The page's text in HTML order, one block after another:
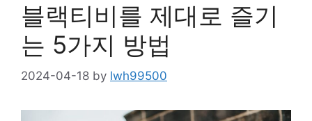
블랙티비를 제대로 즐기
는 5가지 방법
2024-04-18 by lwh99500